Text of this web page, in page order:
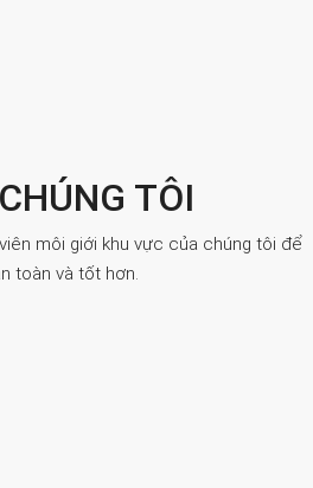
TÔI
môi giới khu vực của chúng tôi để
toàn và tốt hơn.